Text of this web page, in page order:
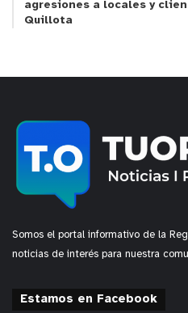
agresiones a locales y
Quillota
Somos el portal informativo de la
noticias de interés para nuestra
Estamos en Facebook